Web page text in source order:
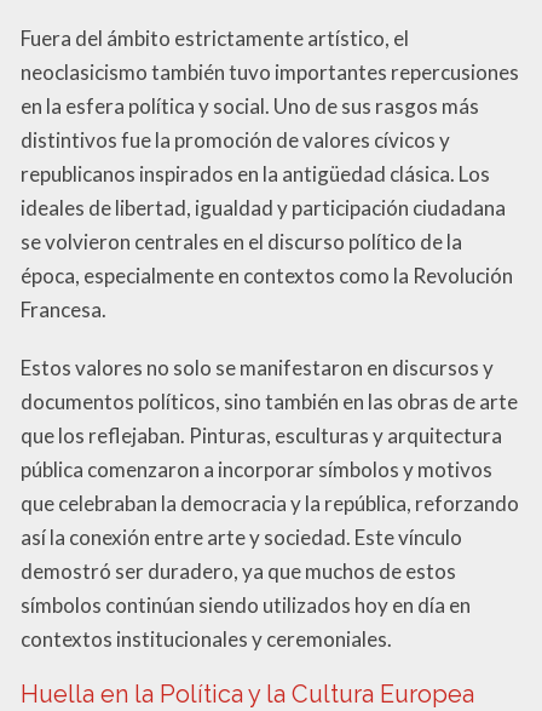
Fuera del ámbito estrictamente artístico, el
neoclasicismo también tuvo importantes repercusiones
en la esfera política y social. Uno de sus rasgos más
distintivos fue la promoción de valores cívicos y
republicanos inspirados en la antigüedad clásica. Los
ideales de libertad, igualdad y participación ciudadana
se volvieron centrales en el discurso político de la
época, especialmente en contextos como la Revolución
Francesa.
Estos valores no solo se manifestaron en discursos y
documentos políticos, sino también en las obras de arte
que los reflejaban. Pinturas, esculturas y arquitectura
pública comenzaron a incorporar símbolos y motivos
que celebraban la democracia y la república, reforzando
así la conexión entre arte y sociedad. Este vínculo
demostró ser duradero, ya que muchos de estos
símbolos continúan siendo utilizados hoy en día en
contextos institucionales y ceremoniales.
Huella en la Política y la Cultura Europea